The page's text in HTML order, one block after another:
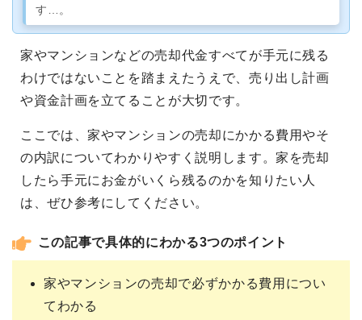
す…。
家やマンションなどの売却代金すべてが手元に残る
わけではないことを踏まえたうえで、売り出し計画
や資金計画を立てることが大切です。
ここでは、家やマンションの売却にかかる費用やそ
の内訳についてわかりやすく説明します。家を売却
したら手元にお金がいくら残るのかを知りたい人
は、ぜひ参考にしてください。
この記事で具体的にわかる3つのポイント
家やマンションの売却で必ずかかる費用につい
てわかる